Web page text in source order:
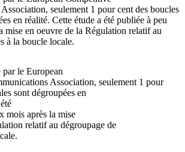
seulement 1 pour cent des boucles
en réalité. Cette étude a été publiée à peu
mise en oeuvre de la Régulation relatif au
à la boucle locale.
par le European
Association, seulement 1 pour
sont dégroupées en
mois après la mise
relatif au dégroupage de